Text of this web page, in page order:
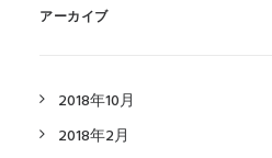
アーカイブ
2018年10月
2018年2月